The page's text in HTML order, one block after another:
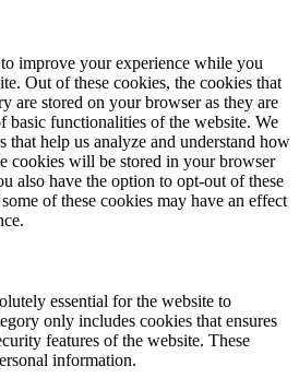
improve your experience while you
Out of these cookies, the cookies that
are stored on your browser as they are
basic functionalities of the website. We
that help us analyze and understand how
cookies will be stored in your browser
also have the option to opt-out of these
of these cookies may have an effect
essential for the website to
only includes cookies that ensures
features of the website. These
information.